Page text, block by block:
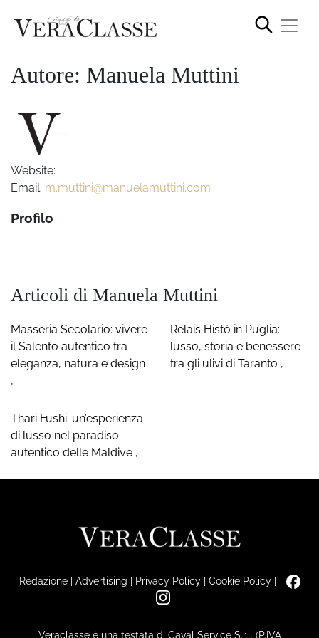
Autore: Manuela Muttini
Website:
Email: m.muttini@manuelamuttini.com
Profilo
Articoli di Manuela Muttini
Masseria Secolario: vivere
il Salento autentico tra
eleganza, natura e design
,
Relais Histó in Puglia:
lusso, storia e benessere
tra gli ulivi di Taranto ,
Thari Fushi: un’esperienza
di lusso nel paradiso
autentico delle Maldive ,
Redazione| Advertising | Privacy Policy| Cookie Policy|
Veraclasse è una testata di Caval Service S.r.l. (P.IVA